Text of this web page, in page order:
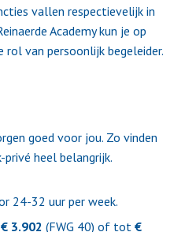
vallen respectievelijk in
Academy kun je op
rol van persoonlijk begeleider.
goed voor jou. Zo vinden
heel belangrijk.
24-32 uur per week.
€ 3.902 (FWG 40) of tot €